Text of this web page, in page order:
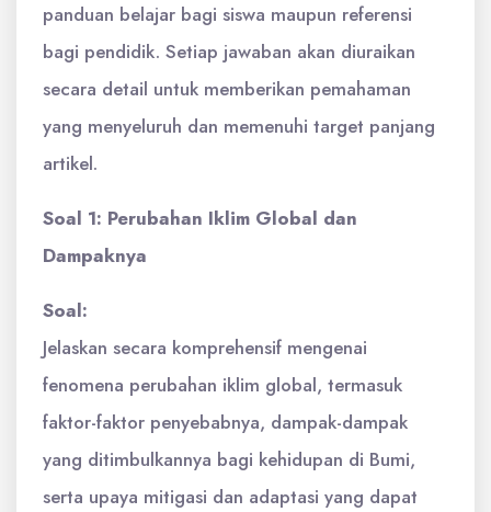
panduan belajar bagi siswa maupun referensi
bagi pendidik. Setiap jawaban akan diuraikan
secara detail untuk memberikan pemahaman
yang menyeluruh dan memenuhi target panjang
artikel.
Soal 1: Perubahan Iklim Global dan
Dampaknya
Soal:
Jelaskan secara komprehensif mengenai
fenomena perubahan iklim global, termasuk
faktor-faktor penyebabnya, dampak-dampak
yang ditimbulkannya bagi kehidupan di Bumi,
serta upaya mitigasi dan adaptasi yang dapat